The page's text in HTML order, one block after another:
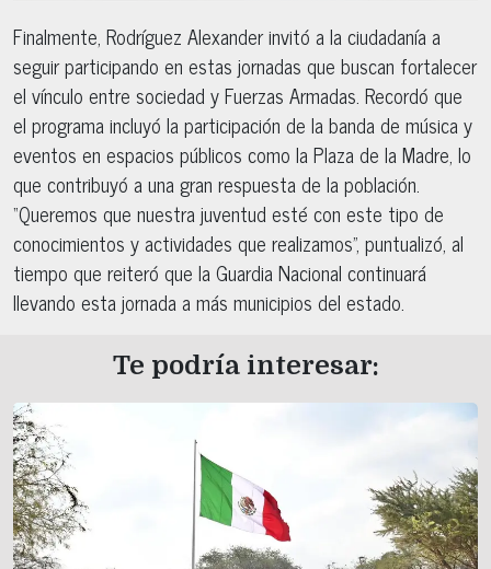
Finalmente, Rodríguez Alexander invitó a la ciudadanía a
seguir participando en estas jornadas que buscan fortalecer
el vínculo entre sociedad y Fuerzas Armadas. Recordó que
el programa incluyó la participación de la banda de música y
eventos en espacios públicos como la Plaza de la Madre, lo
que contribuyó a una gran respuesta de la población.
“Queremos que nuestra juventud esté con este tipo de
conocimientos y actividades que realizamos”, puntualizó, al
tiempo que reiteró que la Guardia Nacional continuará
llevando esta jornada a más municipios del estado.
Te podría interesar: